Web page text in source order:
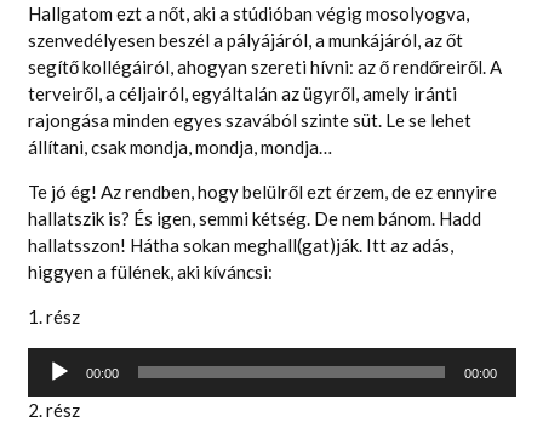
Hallgatom ezt a nőt, aki a stúdióban végig mosolyogva,
szenvedélyesen beszél a pályájáról, a munkájáról, az őt
segítő kollégáiról, ahogyan szereti hívni: az ő rendőreiről. A
terveiről, a céljairól, egyáltalán az ügyről, amely iránti
rajongása minden egyes szavából szinte süt. Le se lehet
állítani, csak mondja, mondja, mondja…
Te jó ég! Az rendben, hogy belülről ezt érzem, de ez ennyire
hallatszik is? És igen, semmi kétség. De nem bánom. Hadd
hallatsszon! Hátha sokan meghall(gat)ják. Itt az adás,
higgyen a fülének, aki kíváncsi:
1. rész
Audió
lejátszó
00:00 00:00
2. rész